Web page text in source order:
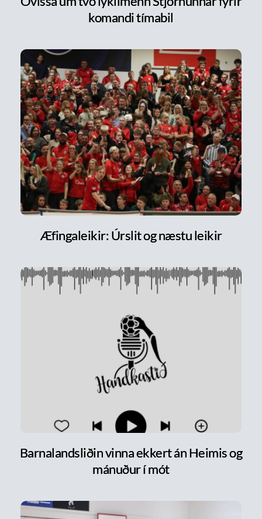
komandi tímabil
Æfingaleikir: Úrslit og næstu leikir
Barnalandsliðin vinna ekkert án Heimis og
mánuður í mót